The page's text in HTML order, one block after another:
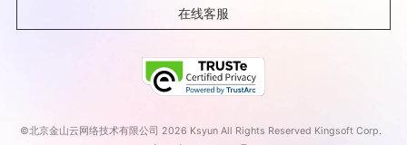
在线客服
©北京金山云网络技术有限公司 2026 Ksyun All Rights Reserved Kingsoft Corp.